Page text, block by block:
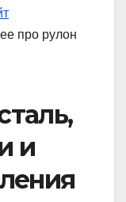
про рулон
и